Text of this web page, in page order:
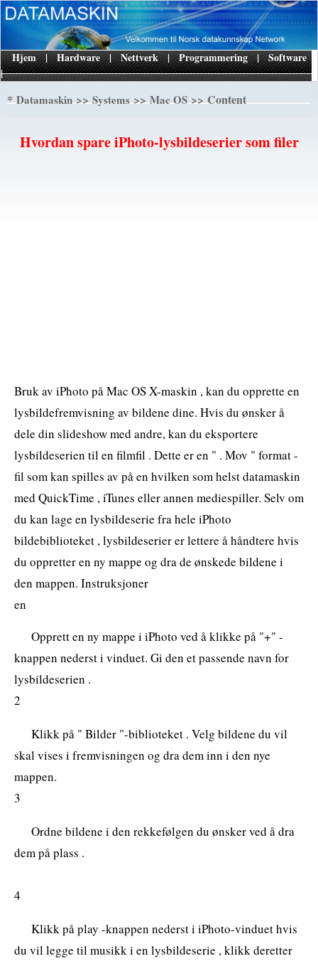
|
Hjem | Hardware | Nettverk | Programmering | Software
*Datamaskin>>Systems>>Mac OS>> Content
Hvordan spare iPhoto-lysbildeserier som filer
Bruk av iPhoto på Mac OS X-maskin , kan du opprette en
lysbildefremvisning av bildene dine. Hvis du ønsker å
dele din slideshow med andre, kan du eksportere
lysbildeserien til en filmfil . Dette er en " . Mov " format -
fil som kan spilles av på en hvilken som helst datamaskin
med QuickTime , iTunes eller annen mediespiller. Selv om
du kan lage en lysbildeserie fra hele iPhoto
bildebiblioteket , lysbildeserier er lettere å håndtere hvis
du oppretter en ny mappe og dra de ønskede bildene i
den mappen. Instruksjoner
en
Opprett en ny mappe i iPhoto ved å klikke på "+" -
knappen nederst i vinduet. Gi den et passende navn for
lysbildeserien .
2
Klikk på " Bilder "-biblioteket . Velg bildene du vil
skal vises i fremvisningen og dra dem inn i den nye
mappen.
3
Ordne bildene i den rekkefølgen du ønsker ved å dra
dem på plass .
4
Klikk på play -knappen nederst i iPhoto-vinduet hvis
du vil legge til musikk i en lysbildeserie , klikk deretter